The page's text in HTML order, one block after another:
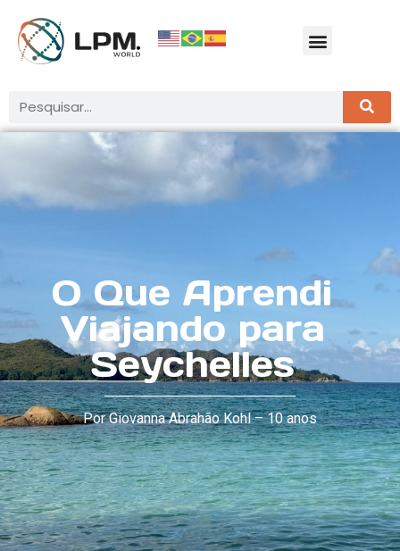
O Que Aprendi
Viajando para
Seychelles
PorGiovanna Abrahão Kohl – 10 anos